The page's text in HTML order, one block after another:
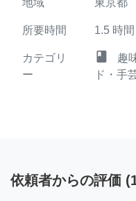
地域 東京都
所要時間 1.5 時間
カテゴリ
ー
class 趣
ド・手
依頼者からの評価 (